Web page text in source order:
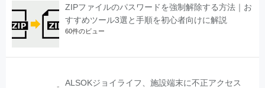
ZIPファイルのパスワードを強制解除する方法｜お
すすめツール3選と手順を初心者向けに解説
60件のビュー
ALSOKジョイライフ、施設端末に不正アクセス